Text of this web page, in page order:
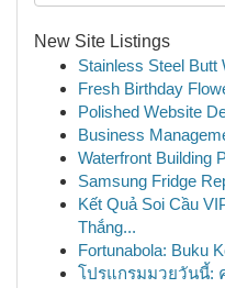
New Site Listings
Stainless Steel Butt
Fresh Birthday
Polished Website
Business
Waterfront Building
Samsung Fridge
Kết Quả Soi Cầu
Thắng...
Fortunabola: Buku
โปรแกรมมวยวันนี้: